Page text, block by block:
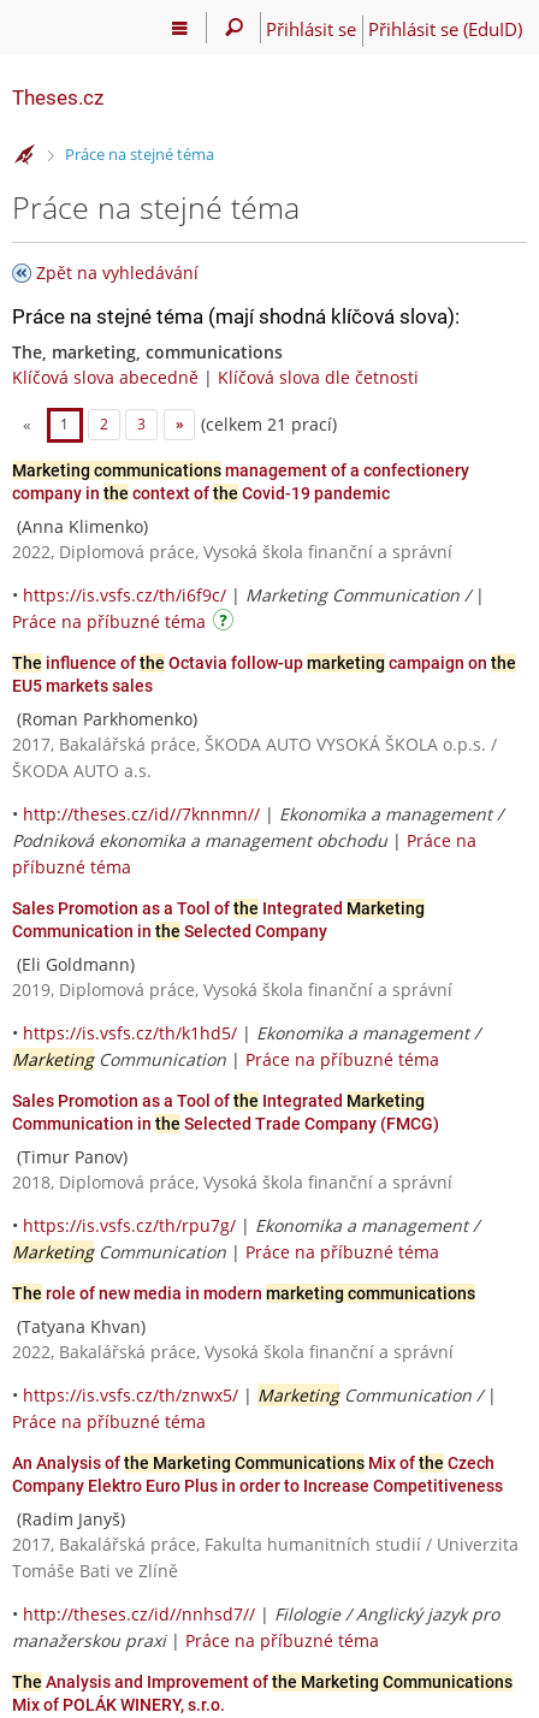
Přihlásit se Přihlásit se (EduID)
Theses.cz
>Práce na stejné téma
Práce na stejné téma
Zpět na vyhledávání
Práce na stejné téma (mají shodná klíčová slova):
The, marketing, communications
Klíčová slova abecedně | Klíčová slova dle četnosti
« 1 2 3 » (celkem 21 prací)
Marketing communicationsmanagement of a confectionery
company in the context ofthe Covid-19 pandemic
(Anna Klimenko)
2022, Diplomová práce, Vysoká škola finanční a správní
• https://is.vsfs.cz/th/i6f9c/ | Marketing Communication / |
Práce na příbuzné téma
The influence ofthe Octavia follow-upmarketing campaign on the
EU5 markets sales
(Roman Parkhomenko)
2017, Bakalářská práce, ŠKODA AUTO VYSOKÁ ŠKOLA o.p.s. /
ŠKODA AUTO a.s.
• http://theses.cz/id//7knnmn// | Ekonomika a management /
Podniková ekonomika a management obchodu | Práce na
příbuzné téma
Sales Promotion as a Tool ofthe Integrated Marketing
Communication in the Selected Company
(Eli Goldmann)
2019, Diplomová práce, Vysoká škola finanční a správní
• https://is.vsfs.cz/th/k1hd5/ | Ekonomika a management /
MarketingCommunication | Práce na příbuzné téma
Sales Promotion as a Tool ofthe Integrated Marketing
Communication in the Selected Trade Company (FMCG)
(Timur Panov)
2018, Diplomová práce, Vysoká škola finanční a správní
• https://is.vsfs.cz/th/rpu7g/ | Ekonomika a management /
MarketingCommunication | Práce na příbuzné téma
The role of new media in modern marketing communications
(Tatyana Khvan)
2022, Bakalářská práce, Vysoká škola finanční a správní
• https://is.vsfs.cz/th/znwx5/ | MarketingCommunication / |
Práce na příbuzné téma
An Analysis ofthe Marketing Communications Mix ofthe Czech
Company Elektro Euro Plus in order to Increase Competitiveness
(Radim Janyš)
2017, Bakalářská práce, Fakulta humanitních studií / Univerzita
Tomáše Bati ve Zlíně
• http://theses.cz/id//nnhsd7// | Filologie / Anglický jazyk pro
manažerskou praxi| Práce na příbuzné téma
The Analysis and Improvement ofthe Marketing Communications
Mix of POLÁK WINERY, s.r.o.